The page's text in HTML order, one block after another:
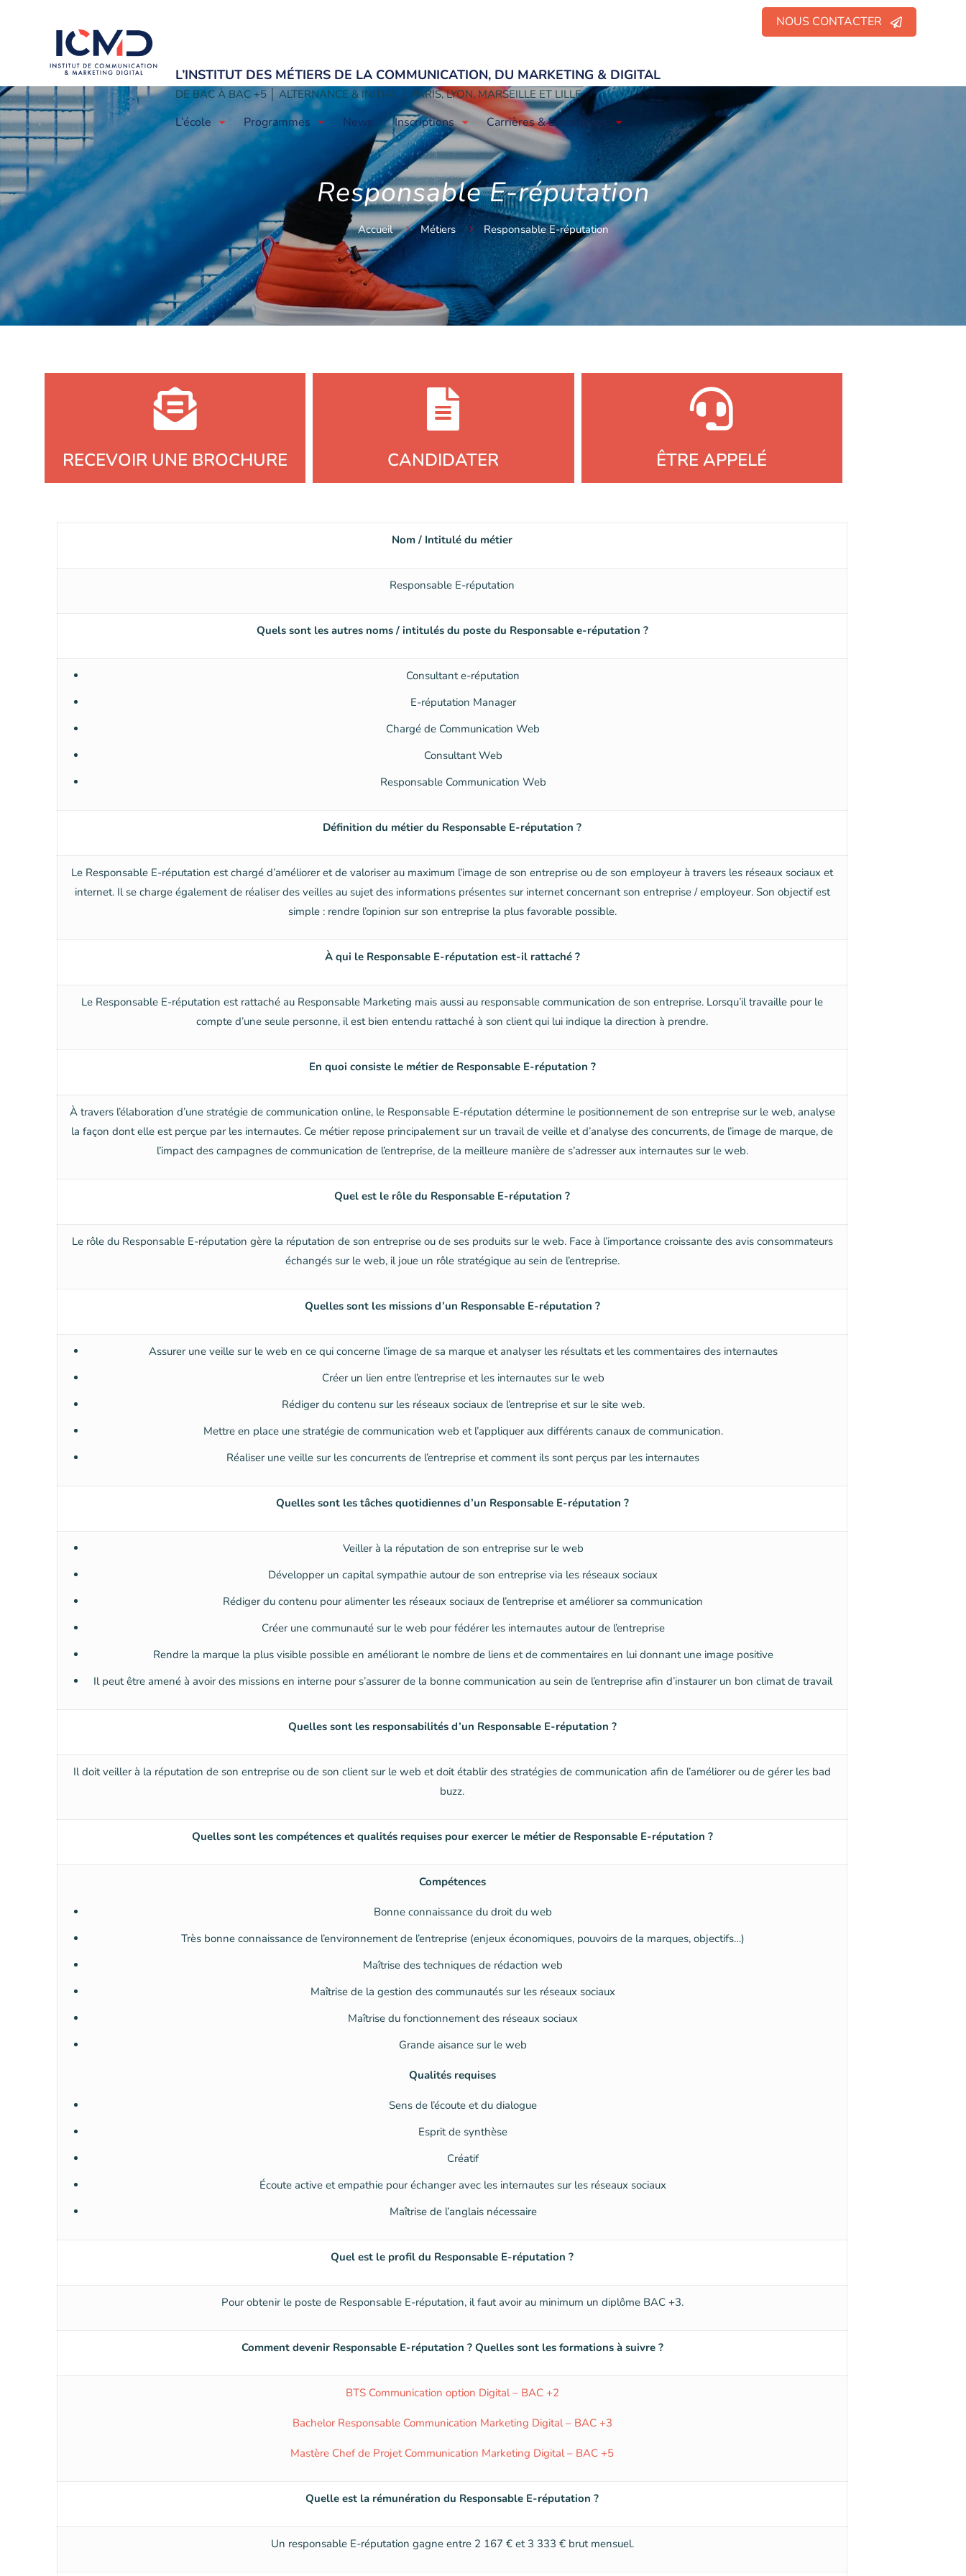
L’INSTITUT DES MÉTIERS DE LA COMMUNICATION, DU MARKETING & DIGITAL
DE BAC À BAC +5 │ ALTERNANCE & INITIAL │ PARIS, LYON, MARSEILLE ET LILLE
L’école Programmes News Inscriptions Carrières & Entreprises
NOUS CONTACTER
Responsable E-réputation
Accueil Métiers Responsable E-réputation
RECEVOIR UNE BROCHURE CANDIDATER ÊTRE APPELÉ
Nom / Intitulé du métier
Responsable E-réputation
Quels sont les autres noms / intitulés du poste du Responsable e-réputation ?
Consultant e-réputation
E-réputation Manager
Chargé de Communication Web
Consultant Web
Responsable Communication Web
Définition du métier du Responsable E-réputation ?
Le Responsable E-réputation est chargé d’améliorer et de valoriser au maximum l’image de son entreprise ou de son employeur à travers les réseaux sociaux et
internet. Il se charge également de réaliser des veilles au sujet des informations présentes sur internet concernant son entreprise / employeur. Son objectif est
simple : rendre l’opinion sur son entreprise la plus favorable possible.
À qui le Responsable E-réputation est-il rattaché ?
Le Responsable E-réputation est rattaché au Responsable Marketing mais aussi au responsable communication de son entreprise. Lorsqu’il travaille pour le
compte d’une seule personne, il est bien entendu rattaché à son client qui lui indique la direction à prendre.
En quoi consiste le métier de Responsable E-réputation ?
À travers l’élaboration d’une stratégie de communication online, le Responsable E-réputation détermine le positionnement de son entreprise sur le web, analyse
la façon dont elle est perçue par les internautes. Ce métier repose principalement sur un travail de veille et d’analyse des concurrents, de l’image de marque, de
l’impact des campagnes de communication de l’entreprise, de la meilleure manière de s’adresser aux internautes sur le web.
Quel est le rôle du Responsable E-réputation ?
Le rôle du Responsable E-réputation gère la réputation de son entreprise ou de ses produits sur le web. Face à l’importance croissante des avis consommateurs
échangés sur le web, il joue un rôle stratégique au sein de l’entreprise.
Quelles sont les missions d’un Responsable E-réputation ?
Assurer une veille sur le web en ce qui concerne l’image de sa marque et analyser les résultats et les commentaires des internautes
Créer un lien entre l’entreprise et les internautes sur le web
Rédiger du contenu sur les réseaux sociaux de l’entreprise et sur le site web.
Mettre en place une stratégie de communication web et l’appliquer aux différents canaux de communication.
Réaliser une veille sur les concurrents de l’entreprise et comment ils sont perçus par les internautes
Quelles sont les tâches quotidiennes d’un Responsable E-réputation ?
Veiller à la réputation de son entreprise sur le web
Développer un capital sympathie autour de son entreprise via les réseaux sociaux
Rédiger du contenu pour alimenter les réseaux sociaux de l’entreprise et améliorer sa communication
Créer une communauté sur le web pour fédérer les internautes autour de l’entreprise
Rendre la marque la plus visible possible en améliorant le nombre de liens et de commentaires en lui donnant une image positive
Il peut être amené à avoir des missions en interne pour s’assurer de la bonne communication au sein de l’entreprise afin d’instaurer un bon climat de travail
Quelles sont les responsabilités d’un Responsable E-réputation ?
Il doit veiller à la réputation de son entreprise ou de son client sur le web et doit établir des stratégies de communication afin de l’améliorer ou de gérer les bad
buzz.
Quelles sont les compétences et qualités requises pour exercer le métier de Responsable E-réputation ?
Compétences
Bonne connaissance du droit du web
Très bonne connaissance de l’environnement de l’entreprise (enjeux économiques, pouvoirs de la marques, objectifs…)
Maîtrise des techniques de rédaction web
Maîtrise de la gestion des communautés sur les réseaux sociaux
Maîtrise du fonctionnement des réseaux sociaux
Grande aisance sur le web
Qualités requises
Sens de l’écoute et du dialogue
Esprit de synthèse
Créatif
Écoute active et empathie pour échanger avec les internautes sur les réseaux sociaux
Maîtrise de l’anglais nécessaire
Quel est le profil du Responsable E-réputation ?
Pour obtenir le poste de Responsable E-réputation, il faut avoir au minimum un diplôme BAC +3.
Comment devenir Responsable E-réputation ? Quelles sont les formations à suivre ?
BTS Communication option Digital – BAC +2
Bachelor Responsable Communication Marketing Digital – BAC +3
Mastère Chef de Projet Communication Marketing Digital – BAC +5
Quelle est la rémunération du Responsable E-réputation ?
Un responsable E-réputation gagne entre 2 167 € et 3 333 € brut mensuel.